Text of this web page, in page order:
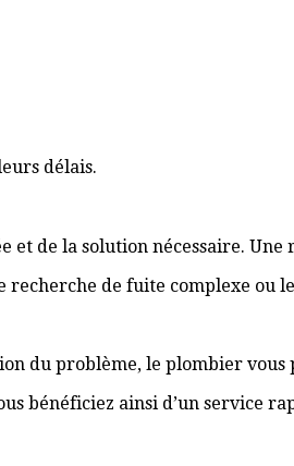
délais.
et de la solution nécessaire.
recherche de fuite complexe ou
du problème, le plombier vous
bénéficiez ainsi d’un service